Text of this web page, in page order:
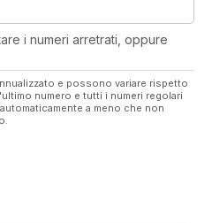
i numeri arretrati, oppure
e possono variare rispetto
numero e tutti i numeri regolari
a meno che non